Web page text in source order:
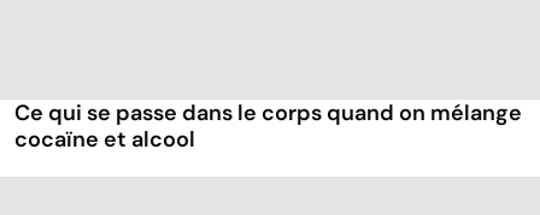
Ce qui se passe dans le corps quand on mélange
cocaïne et alcool